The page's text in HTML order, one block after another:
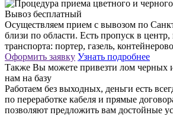
Вывоз бесплатный
Осуществляем прием с вывозом по
близи по области. Есть пропуск в центр,
транспорта: портер, газель,
Оформить заявку Узнать подробнее
Также Вы можете привезти лом черных
нам на базу
Работаем без выходных, деньги есть
по переработке кабеля и прямые
позволяют предложить вам достойные